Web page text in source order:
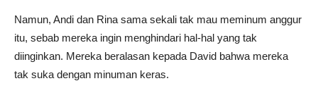
Namun, Andi dan Rina sama sekali tak mau meminum anggur
itu, sebab mereka ingin menghindari hal-hal yang tak
diinginkan. Mereka beralasan kepada David bahwa mereka
tak suka dengan minuman keras.